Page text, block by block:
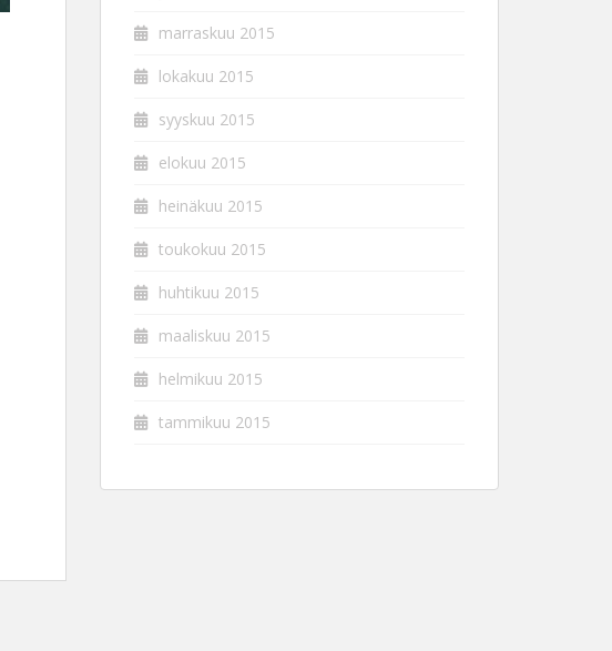
marraskuu 2015
lokakuu 2015
syyskuu 2015
elokuu 2015
heinäkuu 2015
toukokuu 2015
huhtikuu 2015
maaliskuu 2015
helmikuu 2015
tammikuu 2015